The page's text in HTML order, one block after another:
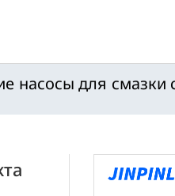
насосы для смазки